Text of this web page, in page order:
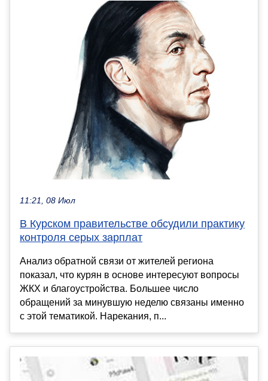
11:21, 08 Июл
В Курском правительстве обсудили практику
контроля серых зарплат
Анализ обратной связи от жителей региона
показал, что курян в основе интересуют вопросы
ЖКХ и благоустройства. Большее число
обращений за минувшую неделю связаны именно
с этой тематикой. Нарекания, п...